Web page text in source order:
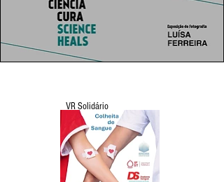
VR Solidário